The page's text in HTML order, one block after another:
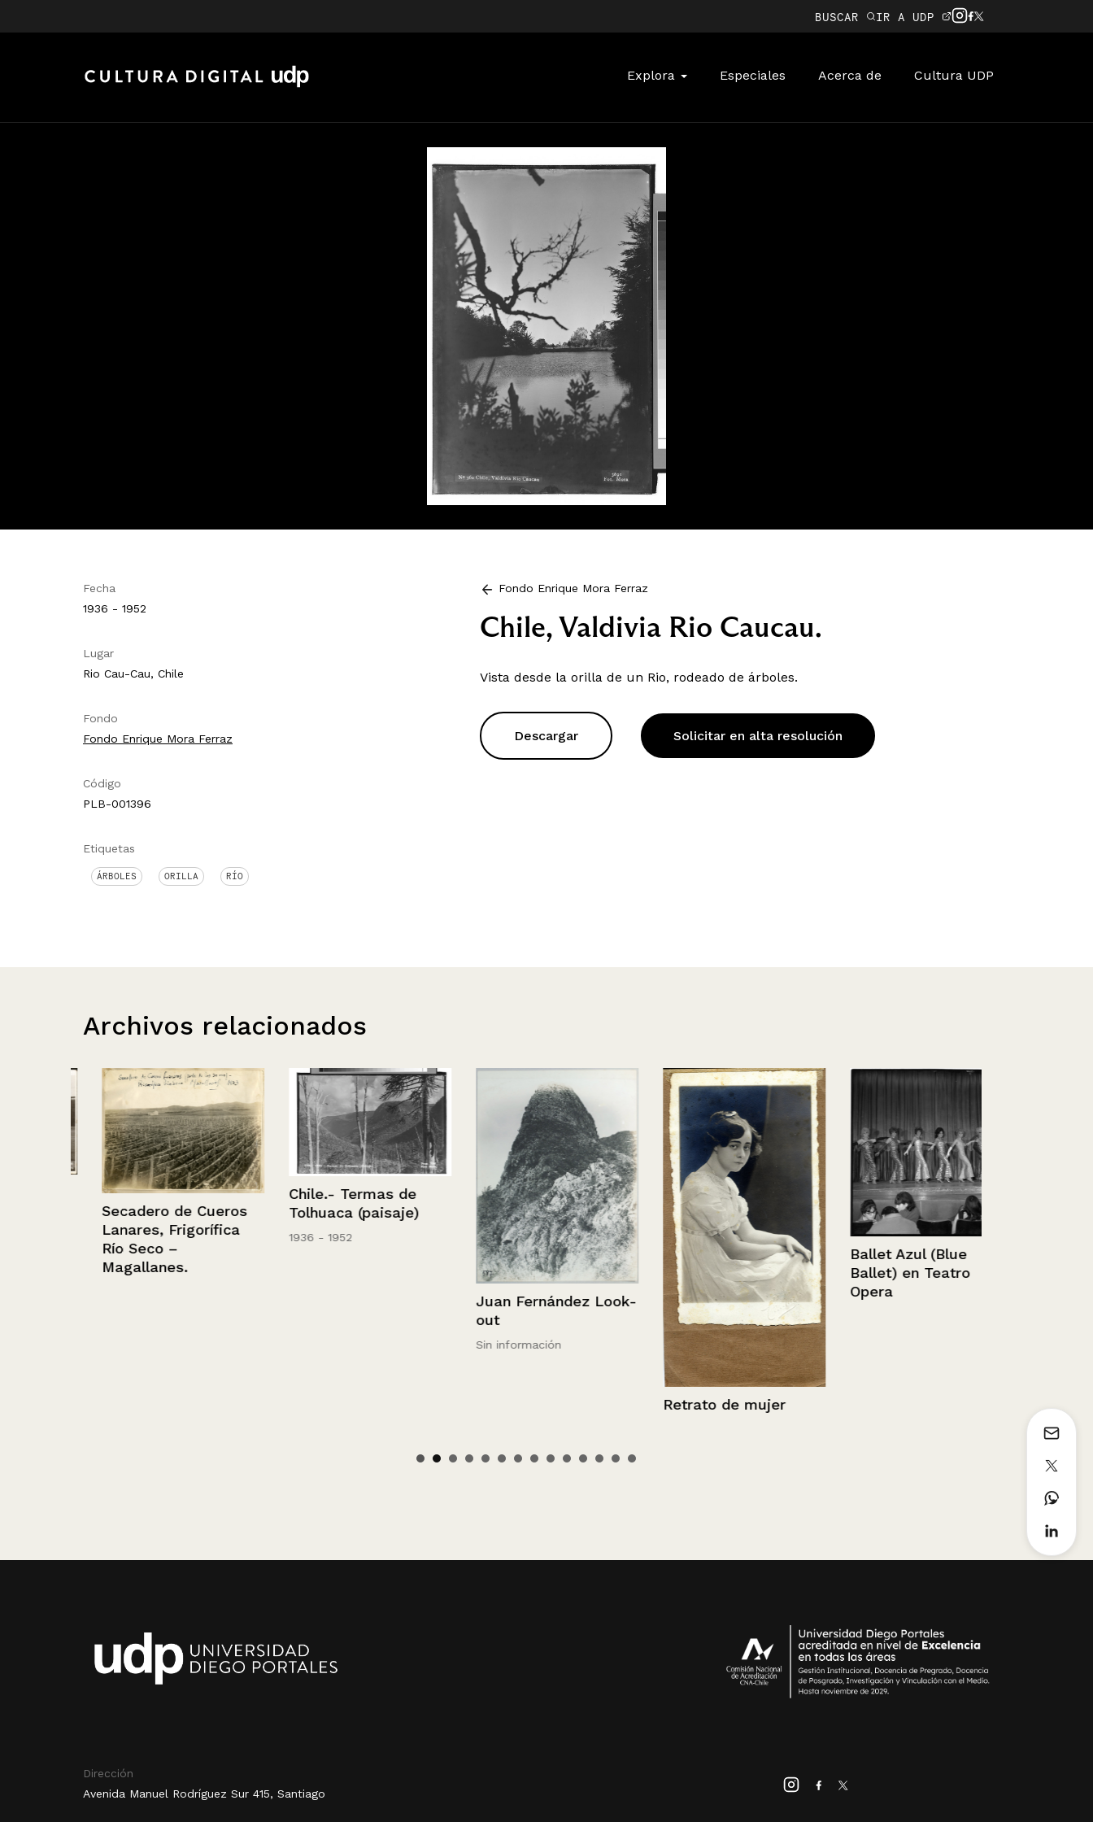
BUSCAR IR A UDP
Explora Especiales Acerca de Cultura UDP
Fecha
1936 - 1952
Lugar
Rio Cau-Cau, Chile
Fondo
Fondo Enrique Mora Ferraz
Código
PLB-001396
Etiquetas
ÁRBOLES ORILLA RÍO
Fondo Enrique Mora Ferraz
Chile, Valdivia Rio Caucau.
Vista desde la orilla de un Rio, rodeado de árboles.
Descargar Solicitar en alta resolución
Archivos relacionados
Secadero de Cueros
Lanares, Frigorífica
Río Seco –
Magallanes.
Chile.- Termas de
Tolhuaca (paisaje)
1936 - 1952
Juan Fernández Look-
Sin información
Retrato de mujer
Ballet Azul (Blue
Ballet) en Teatro
Opera
Dirección
Avenida Manuel Rodríguez Sur 415, Santiago